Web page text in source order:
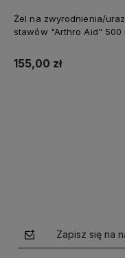
Żel na zwyrodnienia/
stawów "Arthro Aid" 500
155,00 zł
Zapisz się na